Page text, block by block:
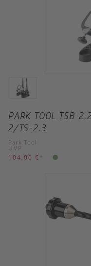
PARK TOOL TSB-
2/TS-2.3
Park Tool
UVP
104,00 € *